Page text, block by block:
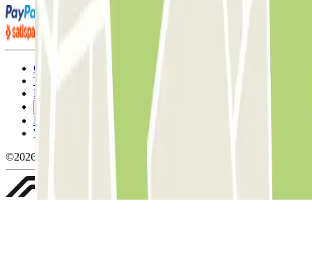
Condizioni contrattuali e di utilizzo
Termini di cancellazione
Politica sui cookies
Politica sulla privacy
Whistleblowing
©2026 Parclick. Tutti i diritti riservati